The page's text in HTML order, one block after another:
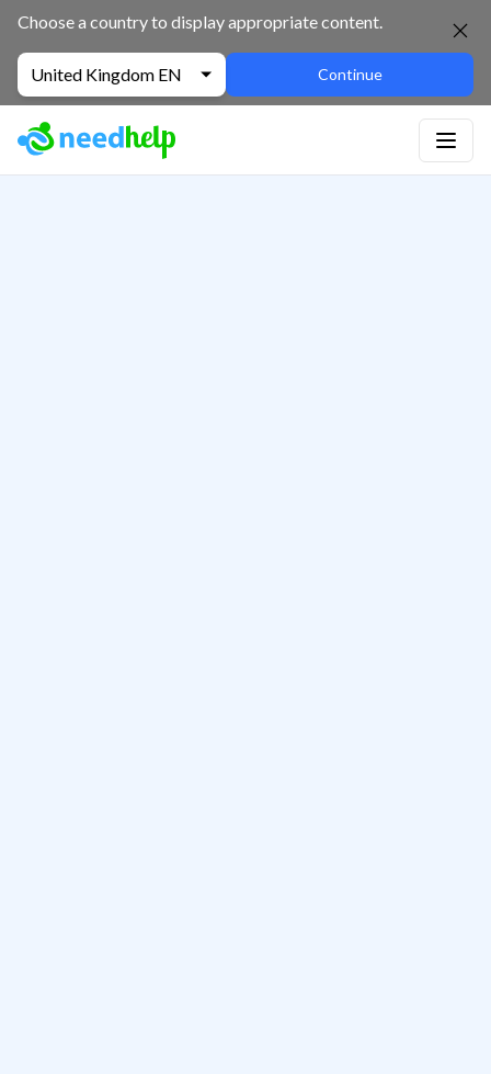
Choose a country to display appropriate content.
United Kingdom EN Continue